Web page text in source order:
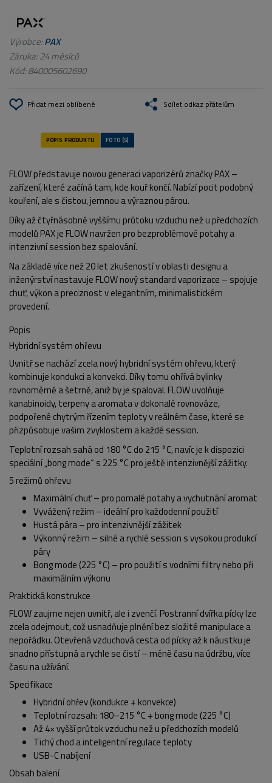
Výrobce:PAX
Záruka: 24 měsíců
Kód:840005602690
Přidat mezi oblíbené Sdílet odkaz přátelům
POPIS PRODUKTU FOTO (5)
FLOW představuje novou generaci vaporizérů značky PAX –
zařízení, které začíná tam, kde kouř končí. Nabízí pocit podobný
kouření, ale s čistou, jemnou a výraznou párou.
Díky až čtyřnásobně vyššímu průtoku vzduchu než u předchozích
modelů PAX je FLOW navržen pro bezproblémové potahy a
intenzivní session bez spalování.
Na základě více než 20 let zkušeností v oblasti designu a
inženýrství nastavuje FLOW nový standard vaporizace – spojuje
chuť, výkon a preciznost v elegantním, minimalistickém
provedení.
Popis
Hybridní systém ohřevu
Uvnitř se nachází zcela nový hybridní systém ohřevu, který
kombinuje kondukci a konvekci. Díky tomu ohřívá bylinky
rovnoměrně a šetrně, aniž by je spaloval. FLOW uvolňuje
kanabinoidy, terpeny a aromata v dokonalé rovnováze,
podpořené chytrým řízením teploty v reálném čase, které se
přizpůsobuje vašim zvyklostem a každé session.
Teplotní rozsah sahá od 180 °C do 215 °C, navíc je k dispozici
speciální„bong mode“ s 225 °Cpro ještě intenzivnější zážitky.
5 režimů ohřevu
Maximální chuť– pro pomalé potahy a vychutnání aromat
Vyvážený režim – ideální pro každodenní použití
Hustá pára– pro intenzivnější zážitek
Výkonný režim – silné a rychlé session s vysokou produkcí
páry
Bong mode (225 °C) – pro použití s vodními filtry nebo při
maximálním výkonu
Praktická konstrukce
FLOW zaujme nejen uvnitř, ale i zvenčí. Postranní dvířka pícky lze
zcela odejmout, což usnadňuje plnění bez složité manipulace a
nepořádku. Otevřená vzduchová cesta od pícky až k náustku je
snadno přístupná a rychle se čistí – méně času na údržbu, více
času na užívání.
Specifikace
Hybridní ohřev (kondukce + konvekce)
Teplotní rozsah: 180–215 °C + bong mode (225 °C)
Až 4× vyšší průtok vzduchu než u předchozích modelů
Tichý chod a inteligentní regulace teploty
USB-C nabíjení
Obsah balení